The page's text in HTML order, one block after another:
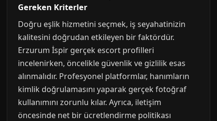
Gereken Kriterler
Doğru eşlik hizmetini seçmek, iş seyahatinizin
kalitesini doğrudan etkileyen bir faktördür.
Erzurum İspir gerçek escort profilleri
incelenirken, öncelikle güvenlik ve gizlilik esas
alınmalıdır. Profesyonel platformlar, hanımların
kimlik doğrulamasını yaparak gerçek fotoğraf
kullanımını zorunlu kılar. Ayrıca, iletişim
öncesinde net bir ücretlendirme politikası